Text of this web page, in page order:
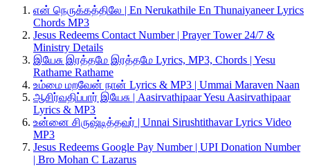
என் நெருக்கத்திலே | En Nerukathile En Thunaiyaneer Lyrics
Chords MP3
Jesus Redeems Contact Number | Prayer Tower 24/7 &
Ministry Details
இயேசு இரத்தமே இரத்தமே Lyrics, MP3, Chords | Yesu
Rathame Rathame
உம்மை மறவேன் நான் Lyrics & MP3 | Ummai Maraven Naan
ஆசிர்வதிப்பார் இயேசு | Aasirvathipaar Yesu Aasirvathipaar
Lyrics & MP3
உன்னை சிருஷ்டித்தவர் | Unnai Sirushtithavar Lyrics Video
MP3
Jesus Redeems Google Pay Number | UPI Donation Number
| Bro Mohan C Lazarus